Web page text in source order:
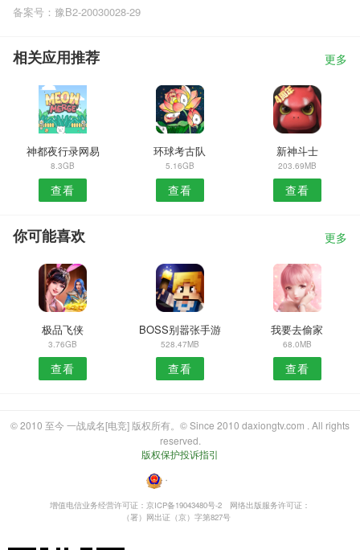
备案号：豫B2-20030028-29
相关应用推荐 更多
神都夜行录网易
8.3GB
查看
环球考古队
5.16GB
查看
新神斗士
203.69MB
查看
你可能喜欢 更多
极品飞侠
3.76GB
查看
BOSS别嚣张手游
528.47MB
查看
我要去偷家
68.0MB
查看
© 2010 至今 一战成名[电竞] 版权所有。© Since 2010 daxiongtv.com . All rights
reserved.
版权保护投诉指引
・
增值电信业务经营许可证：京ICP备19043480号-2
网络出版服务许可证：
（署）网出证（京）字第827号